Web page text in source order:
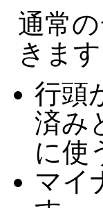
通常
きます
行頭
済み
に使
マイ